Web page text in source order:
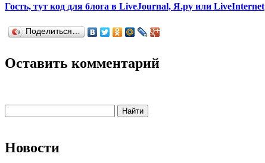
Гость, тут код для блога в LiveJournal, Я.ру или LiveInternet
Поделиться…
Оставить комментарий
Новости